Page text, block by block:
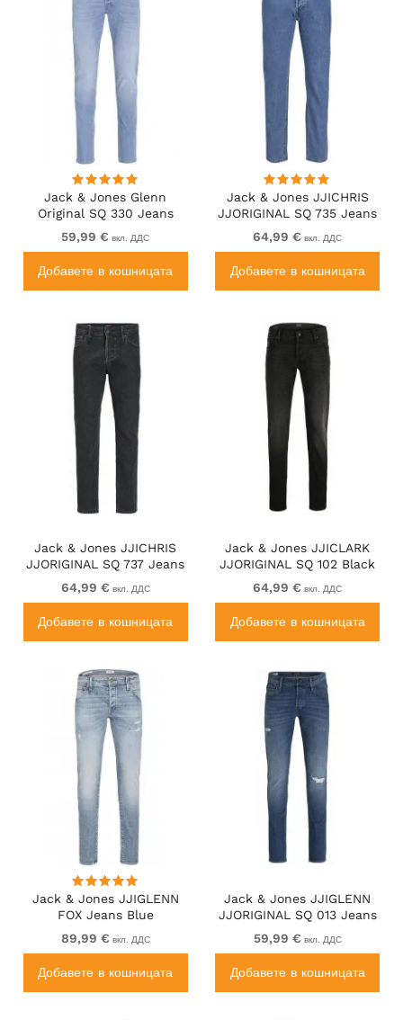
Jack & Jones Glenn
Original SQ 330 Jeans
Blue Denim
59,99 € вкл. ДДС
Добавете в кошницата
Jack & Jones JJICHRIS
JJORIGINAL SQ 735 Jeans
Blue Denim
64,99 € вкл. ДДС
Добавете в кошницата
Jack & Jones JJICHRIS
JJORIGINAL SQ 737 Jeans
Black Denim
64,99 € вкл. ДДС
Добавете в кошницата
Jack & Jones JJICLARK
JJORIGINAL SQ 102 Black
Denim
64,99 € вкл. ДДС
Добавете в кошницата
Jack & Jones JJIGLENN
FOX Jeans Blue
89,99 € вкл. ДДС
Добавете в кошницата
Jack & Jones JJIGLENN
JJORIGINAL SQ 013 Jeans
Blue Denim
59,99 € вкл. ДДС
Добавете в кошницата